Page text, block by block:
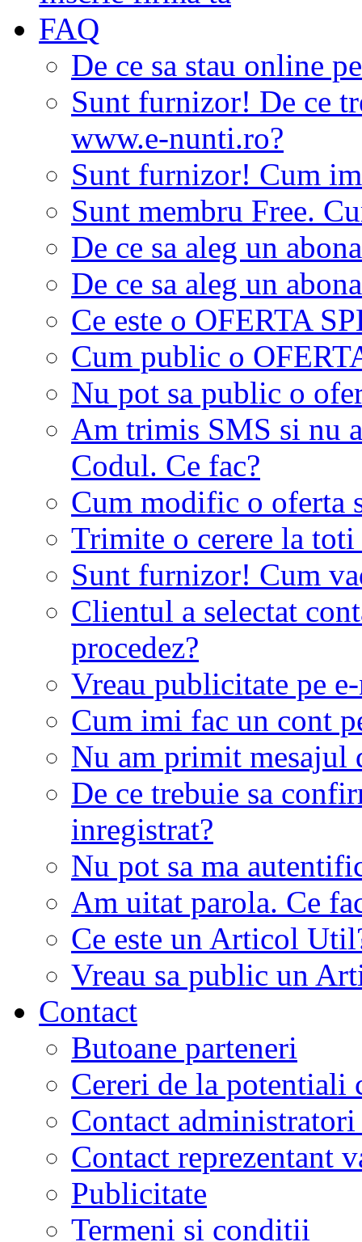
FAQ
De ce sa stau online
Sunt furnizor! De ce
www.e-nunti.ro?
Sunt furnizor! Cum
Sunt membru Free.
De ce sa aleg un
De ce sa aleg un
Ce este o OFERTA
Cum public o
Nu pot sa public o
Am trimis SMS si nu
Codul. Ce fac?
Cum modific o oferta
Trimite o cerere la
Sunt furnizor! Cum
Clientul a selectat
procedez?
Vreau publicitate pe
Cum imi fac un cont
Nu am primit mesajul
De ce trebuie sa
inregistrat?
Nu pot sa ma
Am uitat parola. Ce
Ce este un Articol
Vreau sa public un
Contact
Butoane parteneri
Cereri de la potentiali
Contact
Contact reprezentant
Publicitate
Termeni si conditii